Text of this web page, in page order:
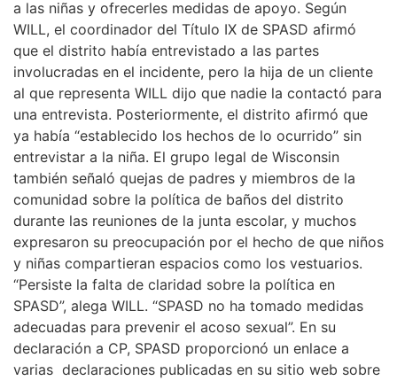
a las niñas y ofrecerles medidas de apoyo. Según
WILL, el coordinador del Título IX de SPASD afirmó
que el distrito había entrevistado a las partes
involucradas en el incidente, pero la hija de un cliente
al que representa WILL dijo que nadie la contactó para
una entrevista. Posteriormente, el distrito afirmó que
ya había “establecido los hechos de lo ocurrido” sin
entrevistar a la niña. El grupo legal de Wisconsin
también señaló quejas de padres y miembros de la
comunidad sobre la política de baños del distrito
durante las reuniones de la junta escolar, y muchos
expresaron su preocupación por el hecho de que niños
y niñas compartieran espacios como los vestuarios.
“Persiste la falta de claridad sobre la política en
SPASD”, alega WILL. “SPASD no ha tomado medidas
adecuadas para prevenir el acoso sexual”. En su
declaración a CP, SPASD proporcionó un enlace a
varias declaraciones publicadas en su sitio web sobre